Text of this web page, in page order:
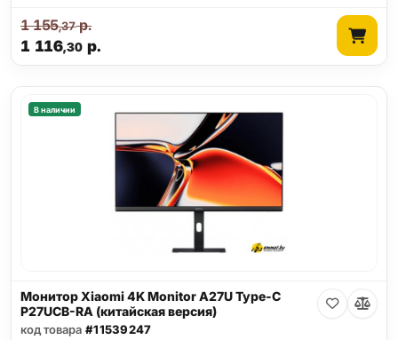
1 116,30 р.
1 155,37р.
В наличии
Монитор Xiaomi 4K Monitor A27U Type-C
P27UCB-RA (китайская версия)
код товара #11539247